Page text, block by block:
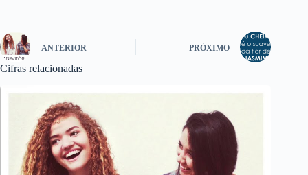
ANTERIOR PRÓXIMO
Cifras relacionadas